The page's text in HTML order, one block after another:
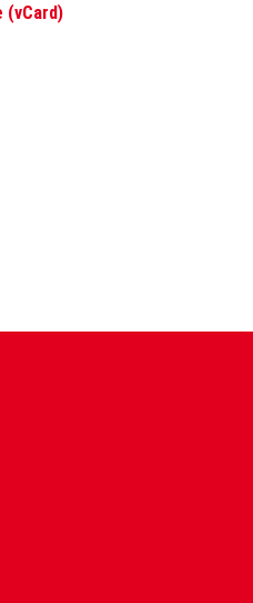
(vCard)